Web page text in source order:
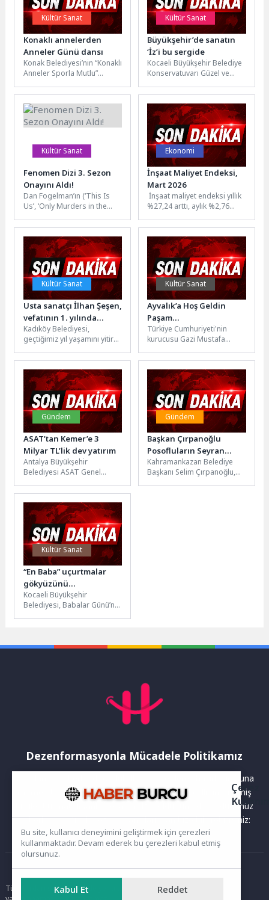
Kültür Sanat
Konaklı annelerden
Anneler Günü dansı
Konak Belediyesi’nin “Konaklı
Anneler Sporla Mutlu”
Meydanı’nda bir araya gelen
anneler, Anneler...
Kültür Sanat
Büyükşehir’de sanatın
‘İz’i bu sergide
Kocaeli Büyükşehir Belediye
Konservatuvarı Güzel ve
öğrencileri, “Bir Dokunuş, Bir
İz, Bir...
Kültür Sanat
Fenomen Dizi 3. Sezon
Onayını Aldı!
Dan Fogelman’ın (‘This Is
Us’, ‘Only Murders in the
ilk sezonuyla ‘En...
Ekonomi
İnşaat Maliyet Endeksi,
Mart 2026
İnşaat maliyet endeksi yıllık
%27,24 arttı, aylık %2,76
2026 yılı Mart ayında...
Kültür Sanat
Usta sanatçı İlhan Şeşen,
vefatının 1. yılında
Kadıköy Belediyesi’nin
Caddebostan Kültür
Merkezi’nde
anılacak.
Kadıköy Belediyesi,
geçtiğimiz yıl yaşamını yitiren
ismi İlhan Şeşen anısına özel
bir anma gecesi...
Kültür Sanat
Ayvalık’a Hoş Geldin
Paşam…
Türkiye Cumhuriyeti'nin
kurucusu Gazi Mustafa
gelişinin 92'inci yıl dönümü
kutlandı. Program, Ayvalık...
Gündem
ASAT’tan Kemer’e 3
Milyar TL’lik dev yatırım
Antalya Büyükşehir
Belediyesi ASAT Genel
arasında Kemer ilçesine
toplam 3 milyar 176...
Gündem
Başkan Çırpanoğlu
Posofluların Seyran
Şenliği’ne Katıldı
Kahramankazan Belediye
Başkanı Selim Çırpanoğlu,
Kültür Sanat
“En Baba” uçurtmalar
gökyüzünü
renklendirecek
Kocaeli Büyükşehir
Belediyesi, Babalar Günü’nü
Dezenformasyonla Mücadele Politikamız
Yayınlanan haberler doğruluk ilkesi gözetilerek hazırlanır. Buna
rağmen bazı içeriklerde eksik, hatalı veya güncelliğini yitirmiş
bilgiler bulunabilir.Yanlış veya yanıltıcı olduğunu düşündüğünüz
haberleri aşağıdaki iletişim kanallarından bize bildirebilirsiniz:
Ana Sayfa
Tüm hakları saklıdır. Sitede yer alan içerikler izinsiz kopyalanamaz,
Çerez
Bu site, kullanıcı deneyimini geliştirmek için çerezleri
kullanmaktadır. Devam ederek bu çerezleri kabul etmiş
olursunuz.
Kabul Et Reddet